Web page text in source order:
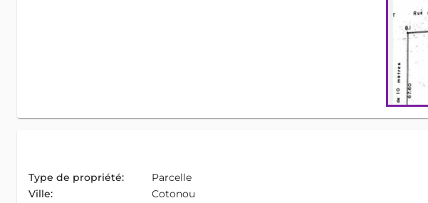
Type de propriété: Parcelle
Ville:
Cotonou